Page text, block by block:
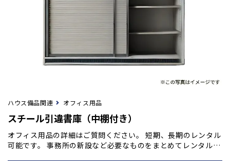
ハウス備品関連 オフィス用品
スチール引違書庫（中棚付き）
オフィス用品の詳細はご質問ください。 短期、長期のレンタル
可能です。 事務所の新設など必要なものをまとめてレンタル